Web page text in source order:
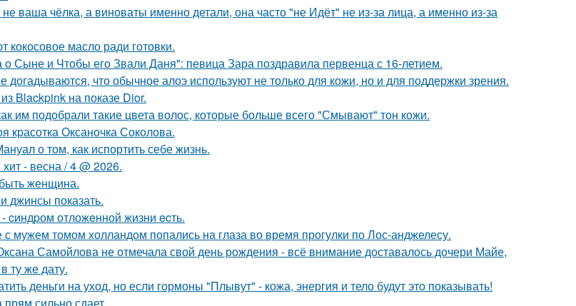
ваша чёлка, а виноваты именно детали, она часто "не Идёт" не из-за лица, а именно из-за
кокосовое масло ради готовки.
о Сыне и Чтобы его Звали Даня": певица Зара поздравила первенца с 16-летием.
догадываются, что обычное алоэ используют не только для кожи, но и для поддержки зрения.
Blackpink на показе Dior.
им подобрали такие цвета волос, которые больше всего "Смывают" тон кожи.
красотка Оксаночка Соколова.
о том, как испортить себе жизнь.
- весна / 4 @ 2026.
женщина.
джинсы показать.
cиндpом отложeнной жизни ecть.
мужем томом холландом попались на глаза во время прогулки по Лос-анджелесу.
Самойлова не отмечала свой день рождения - всё внимание доставалось дочери Майе,
ту же дату.
деньги на уход, но если гормоны "Плывут" - кожа, энергия и тело будут это показывать!